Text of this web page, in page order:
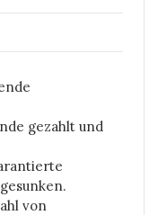
gezahlt und
von